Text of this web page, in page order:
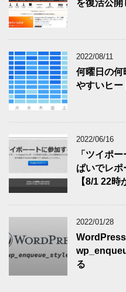
を復活公開
2022/08/11
何曜日の何
やすいヒー
2022/06/16
「ツイポ
ぱいでレ
【8/1 22時
2022/01/28
る